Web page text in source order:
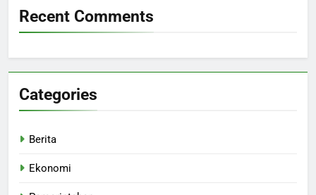
Recent Comments
Categories
Berita
Ekonomi